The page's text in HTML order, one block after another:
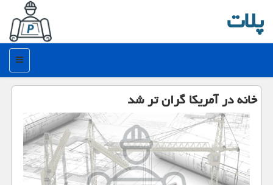
پلات
منو
خانه در آمریكا گران تر شد